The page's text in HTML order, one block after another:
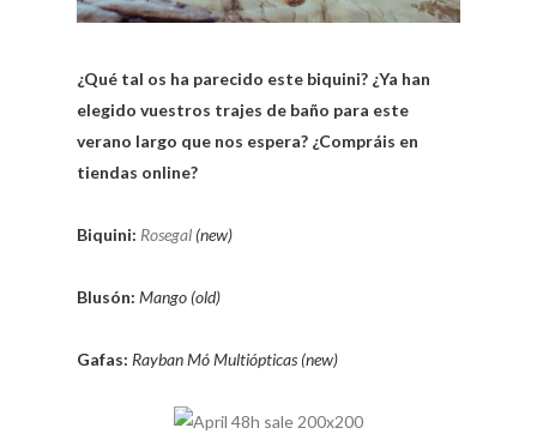
¿Qué tal os ha parecido este biquini? ¿Ya han
elegido vuestros trajes de baño para este
verano largo que nos espera? ¿Compráis en
tiendas online?
Biquini: Rosegal(new)
Blusón: Mango (old)
Gafas: Rayban Mó Multiópticas (new)